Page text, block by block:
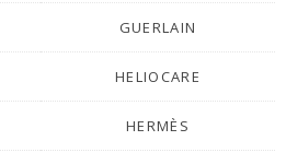
GUERLAIN
HELIOCARE
HERMÈS